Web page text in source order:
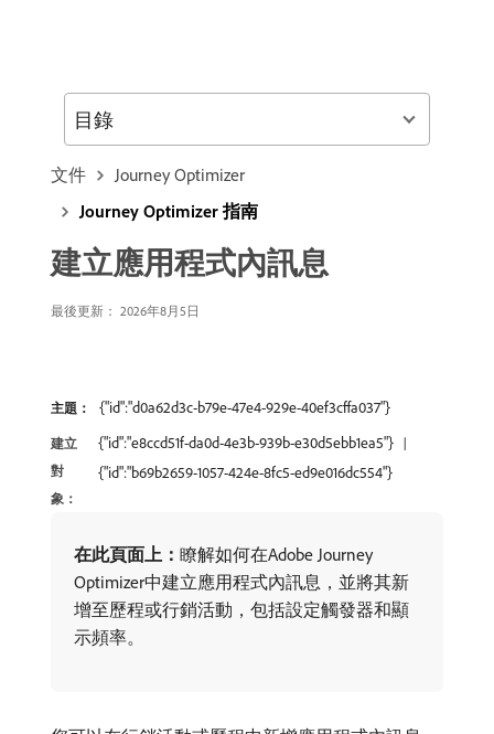
文件
Journey Optimizer
Journey Optimizer 指南
建立應用程式內訊息
最後更新： 2026年8月5日
主題： {"id":"d0a62d3c-b79e-47e4-929e-40ef3cffa037"}
建立
對
象：
{"id":"e8ccd51f-da0d-4e3b-939b-e30d5ebb1ea5"}
{"id":"b69b2659-1057-424e-8fc5-ed9e016dc554"}
在此頁面上： ​瞭解如何在Adobe Journey
Optimizer中建立應用程式內訊息，並將其新
增至歷程或行銷活動，包括設定觸發器和顯
示頻率。
目錄